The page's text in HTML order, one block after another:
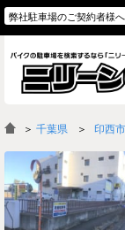
弊社駐車場のご契約者様へ
物件一覧
よくあるご質
＞ 千葉県 印西市